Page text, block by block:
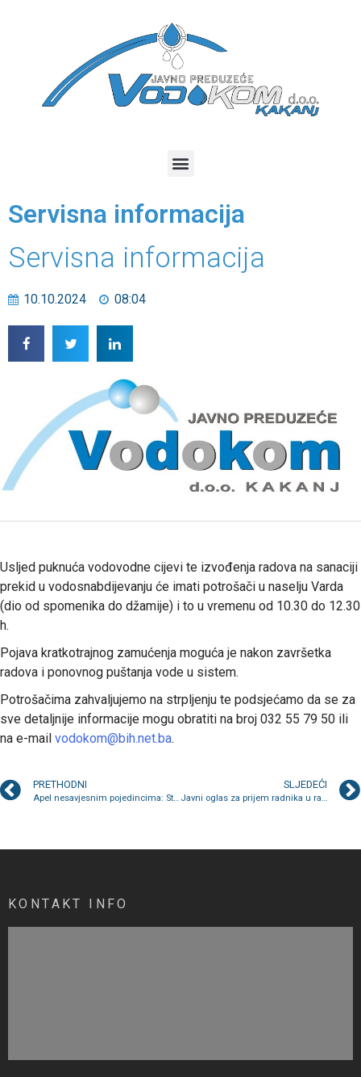
Servisna informacija
Servisna informacija
10.10.2024 08:04
Usljed puknuća vodovodne cijevi te izvođenja radova na sanaciji
prekid u vodosnabdijevanju će imati potrošači u naselju Varda
(dio od spomenika do džamije) i to u vremenu od 10.30 do 12.30
h.
Pojava kratkotrajnog zamućenja moguća je nakon završetka
radova i ponovnog puštanja vode u sistem.
Potrošačima zahvaljujemo na strpljenju te podsjećamo da se za
sve detaljnije informacije mogu obratiti na broj 032 55 79 50 ili
na e-mail vodokom@bih.net.ba.
PRETHODNI
Apel nesavjesnim pojedincima: Stop vandalizmu u kontekstu oštećenja podzemnih kontejnera!
SLJEDEĆI
Javni oglas za prijem radnika u radni odnos na određeno vrijeme
KONTAKT INFO